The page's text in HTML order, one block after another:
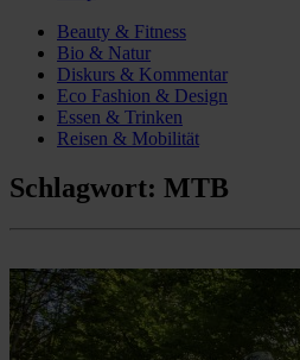
Beauty & Fitness
Bio & Natur
Diskurs & Kommentar
Eco Fashion & Design
Essen & Trinken
Reisen & Mobilität
Schlagwort: MTB